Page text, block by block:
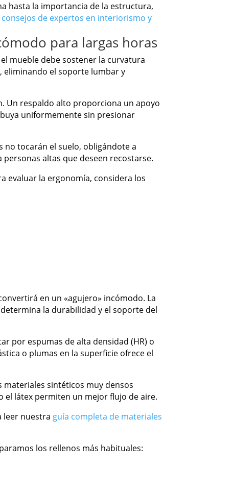
hasta la importancia de la estructura,
consejos de expertos en interiorismo y
para largas horas
mueble debe sostener la curvatura
eliminando el soporte lumbar y
Un respaldo alto proporciona un apoyo
uniformemente sin presionar
no tocarán el suelo, obligándote a
altas que deseen recostarse.
evaluar la ergonomía, considera los
en un «agujero» incómodo. La
la durabilidad y el soporte del
por espumas de alta densidad (HR) o
o plumas en la superficie ofrece el
sintéticos muy densos
látex permiten un mejor flujo de aire.
leer nuestraguía completa de materiales
los rellenos más habituales: